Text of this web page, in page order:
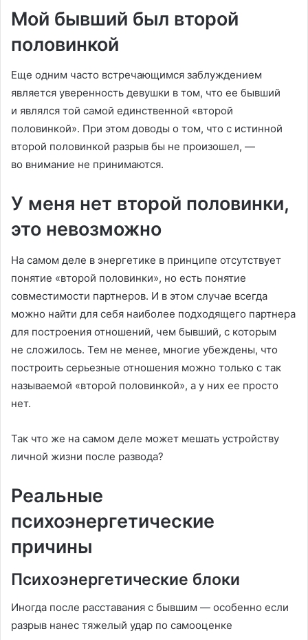
Мой бывший был второй
половинкой
Еще одним часто встречающимся заблуждением
является уверенность девушки в том, что ее бывший
и являлся той самой единственной «второй
половинкой». При этом доводы о том, что с истинной
второй половинкой разрыв бы не произошел, —
во внимание не принимаются.
У меня нет второй половинки,
это невозможно
На самом деле в энергетике в принципе отсутствует
понятие «второй половинки», но есть понятие
совместимости партнеров. И в этом случае всегда
можно найти для себя наиболее подходящего партнера
для построения отношений, чем бывший, с которым
не сложилось. Тем не менее, многие убеждены, что
построить серьезные отношения можно только с так
называемой «второй половинкой», а у них ее просто
нет.
Так что же на самом деле может мешать устройству
личной жизни после развода?
Реальные
психоэнергетические
причины
Психоэнергетические блоки
Иногда после расставания с бывшим — особенно если
разрыв нанес тяжелый удар по самооценке